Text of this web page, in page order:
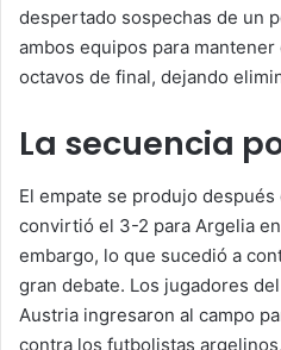
despertado sospechas de un
ambos equipos para
octavos de final, dejando
La secuencia
El empate se produjo
convirtió el 3-2 para Argelia
embargo, lo que sucedió a
gran debate. Los jugadores
Austria ingresaron al campo
contra los futbolistas